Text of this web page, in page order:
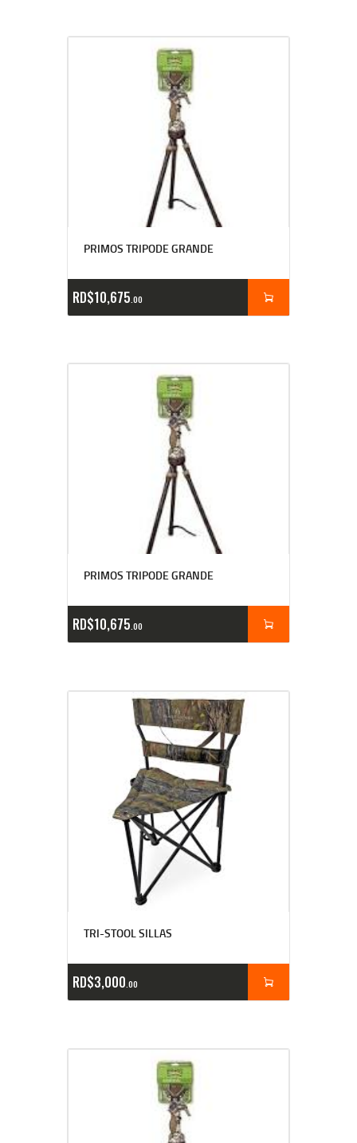
PRIMOS TRIPODE GRANDE
RD$10,675 00
PRIMOS TRIPODE GRANDE
RD$10,675 00
TRI-STOOL SILLAS
RD$3,000 00